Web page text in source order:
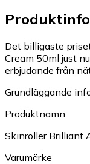
Det billigaste
Cream 50ml just
erbjudande från
Grundläggande
Produktnamn
Skinroller Brilliant
Varumärke